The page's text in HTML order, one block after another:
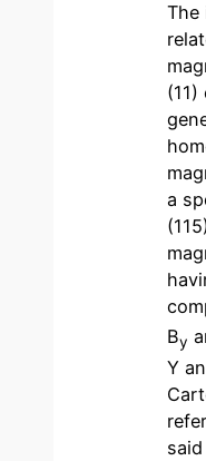
The
a
By
Y